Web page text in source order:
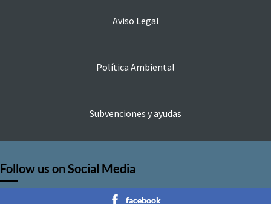
Aviso Legal
Política Ambiental
Subvenciones y ayudas
Follow us on Social Media
facebook